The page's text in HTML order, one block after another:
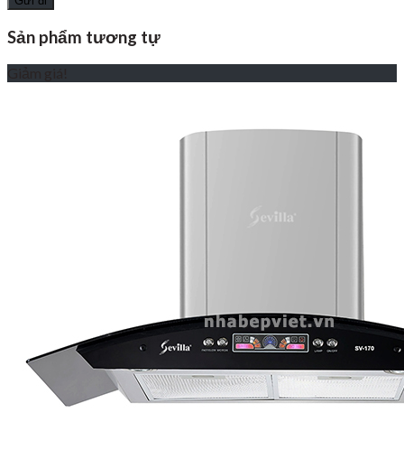
Sản phẩm tương tự